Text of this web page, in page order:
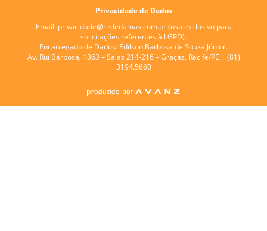
Privacidade de Dados
Email: privacidade@rededamas.com.br(uso exclusivo para
solicitações referentes à LGPD).
Encarregado de Dados: Edilson Barbosa de Souza Júnior.
Av. Rui Barbosa, 1363 – Salas 214-216 – Graças, Recife/PE | (81)
3194.5660